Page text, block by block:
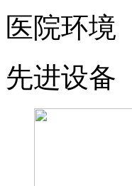
医院环境
先进设备